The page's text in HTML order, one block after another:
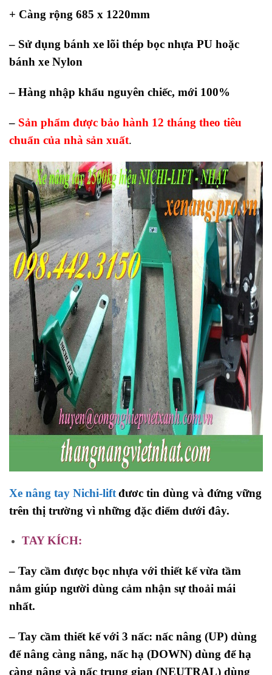
+ Càng rộng 685 x 1220mm
– Sử dụng bánh xe lõi thép bọc nhựa PU hoặc
bánh xe Nylon
– Hàng nhập khẩu nguyên chiếc, mới 100%
– Sản phẩm được bảo hành 12 tháng theo tiêu
chuẩn của nhà sản xuất.
Xe nâng tay Nichi-liftđươc tin dùng và đứng vững
trên thị trường vì những đặc điểm dưới đây.
TAYKÍCH:
– Tay cầm được bọc nhựa với thiết kế vừa tầm
nắm giúp người dùng cảm nhận sự thoải mái
nhất.
– Tay cầm thiết kế với 3 nấc: nấc nâng (UP) dùng
để nâng càng nâng, nấc hạ (DOWN) dùng để hạ
càng nâng và nấc trung gian (NEUTRAL) dùng